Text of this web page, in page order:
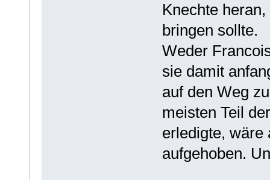
Knechte
bringen sollte.
Weder
sie damit
auf den Weg
meisten Teil
erledigte, wäre
aufgehoben.